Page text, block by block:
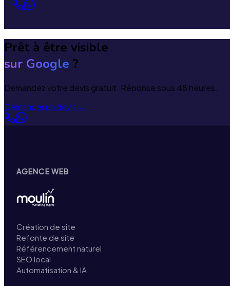
Prêt à être visible
sur Google ?
Demandez votre devis gratuit. Réponse sous 48 heures.
Demander un devis→
AGENCE WEB
Création de site
Refonte de site
Référencement naturel
SEO local
Automatisation & IA